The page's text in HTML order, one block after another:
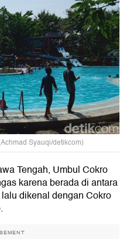
Syauqi/detikcom)
Tengah, Umbul Cokro
karena berada di antara
dikenal dengan Cokro